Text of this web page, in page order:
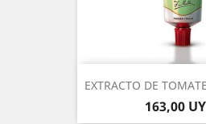
EXTRACTO DE
Precio
163,00